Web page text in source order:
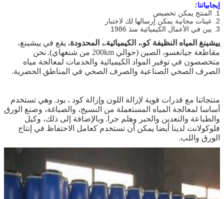
إيجابياتنا:
1. المنتج يمكن تخصيص
2. عينات مجانية يمكن إرسالها لك لاختبار
3. بين في الأعمال الكيميائية منذ 1986
ييشينغ المياه النظيفة كو.، الكيميائية.، المحدودة. يقع في ييشينغ،
مقاطعة جيانغسو، الصين (حوالي 200km من شنغهاي).
نحن
متخصصون في توفير المواد الكيميائية والخدمات لمعالجة مياه
الصرف الصحي الصناعية والصرف الصحي في المناطق الحضرية.
منتجاتنا مع قدرات قوية لإزالة اللون وإزالة كود ، بود. وهي تستخدم
أساسا لمعالجة المياه المستعملة من النسيج، والصباغة، وصنع الورق
والطباعة والتعدين والحبر وهلم جرا. وبالإضافة إلى ذلك، وكيل
فلوكولانت لدينا أيضا يمكن أن تستخدم كعامل الاحتفاظ في إنتاج
الورق واللب.